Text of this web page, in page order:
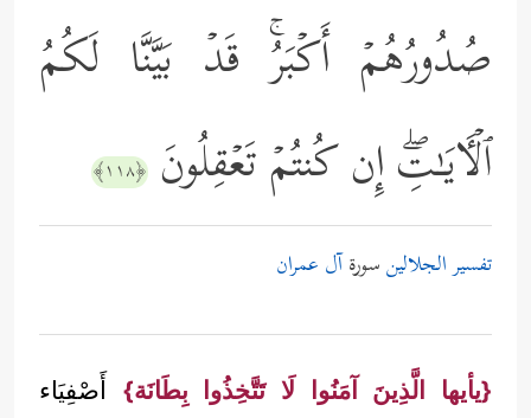
صُدُورُهُمۡ أَكۡبَرُۚ قَدۡ بَیَّنَّا لَكُمُ
ٱلۡـَٔایَـٰتِۖ إِن كُنتُمۡ تَعۡقِلُونَ ﴿١١٨﴾
تفسير الجلالينسورةآل عمران
{يأيها الَّذِينَ آمَنُوا لَا تَتَّخِذُوا بِطَانَة} أَصْفِيَاء